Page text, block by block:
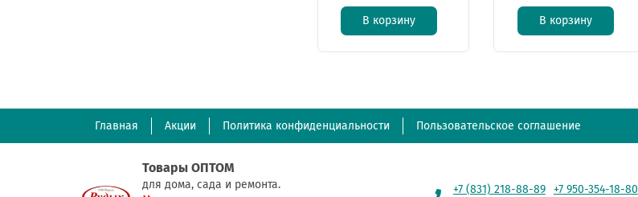
В корзину В корзину
Главная Акции Политика конфиденциальности Пользовательское соглашение
Товары ОПТОМ
для дома, сада и ремонта.
+7 (831) 218-88-89 +7 950-354-18-80